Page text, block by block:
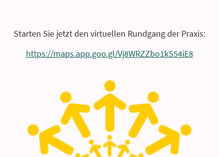
Starten Sie jetzt den virtuellen Rundgang der Praxis:
https://maps.app.goo.gl/Vj8WRZZbo1kS54iE8